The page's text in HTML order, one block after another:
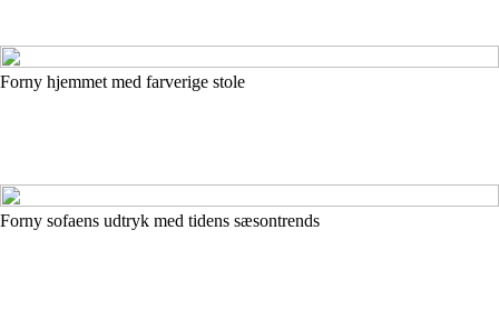
Forny hjemmet med farverige stole
Forny sofaens udtryk med tidens sæsontrends